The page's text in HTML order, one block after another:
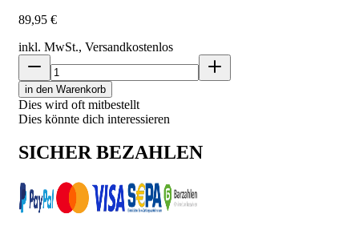
89,95 €
inkl. MwSt., Versandkostenlos
in den Warenkorb
Dies wird oft mitbestellt
Dies könnte dich interessieren
SICHER BEZAHLEN